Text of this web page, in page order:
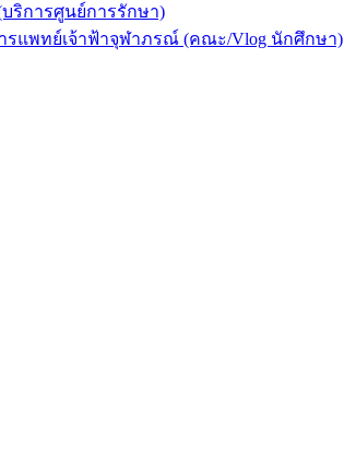
ริการศูนย์การรักษา)
รแพทย์เจ้าฟ้าจุฬาภรณ์ (คณะ/Vlog นักศึกษา)